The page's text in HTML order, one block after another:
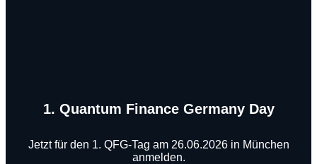
1. Quantum Finance Germany Day
Jetzt für den 1. QFG-Tag am 26.06.2026 in München
anmelden.